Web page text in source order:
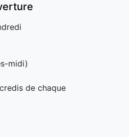
midi)
de chaque